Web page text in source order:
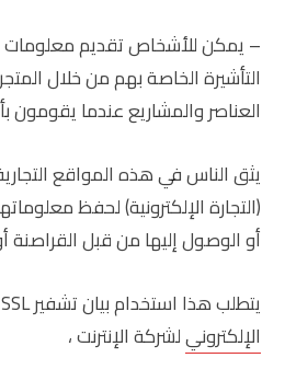
– يمكن للأشخاص تقديم معلومات
التأشيرة الخاصة بهم من خلال
العناصر والمشاريع عندما يقومون
يثق الناس في هذه المواقع
(التجارة الإلكترونية) لحفظ
أو الوصول إليها من قبل القراصنة
يتطلب هذا استخدام بيان تشفير SSL على
الإلكترونيلشركة الإنترنت ،